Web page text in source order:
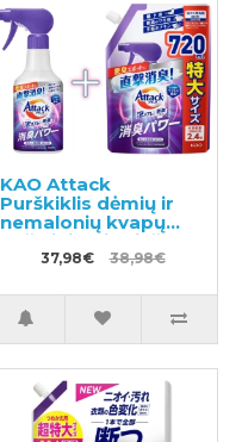
KAO Attack
Purškiklis dėmių ir
nemalonių kvapų
pašalinimui prieš
skalbimą 300ml +
37,98€ 38,98€